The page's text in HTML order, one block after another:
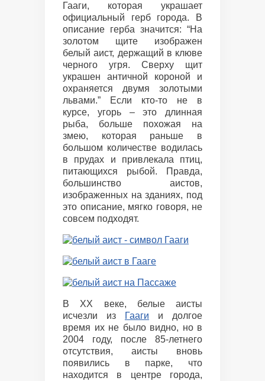
Гааги, которая украшает
официальный герб города. В
описание герба значится: “На
золотом щите изображен
белый аист, держащий в клюве
черного угря. Сверху щит
украшен античной короной и
охраняется двумя золотыми
львами.” Если кто-то не в
курсе, угорь – это длинная
рыба, больше похожая на
змею, которая раньше в
большом количестве водилась
в прудах и привлекала птиц,
питающихся рыбой. Правда,
большинство аистов,
изображенных на зданиях, под
это описание, мягко говоря, не
совсем подходят.
В XX веке, белые аисты
исчезли из
Гааги и долгое
время их не было видно, но в
2004 году, после 85-летнего
отсутствия, аисты вновь
появились в парке, что
находится в центре города,